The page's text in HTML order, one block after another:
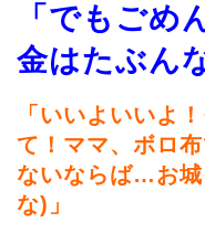
「でもご
金はたぶん
「いいよいいよ
て！ママ、ボロ
ないならば…お
な)」